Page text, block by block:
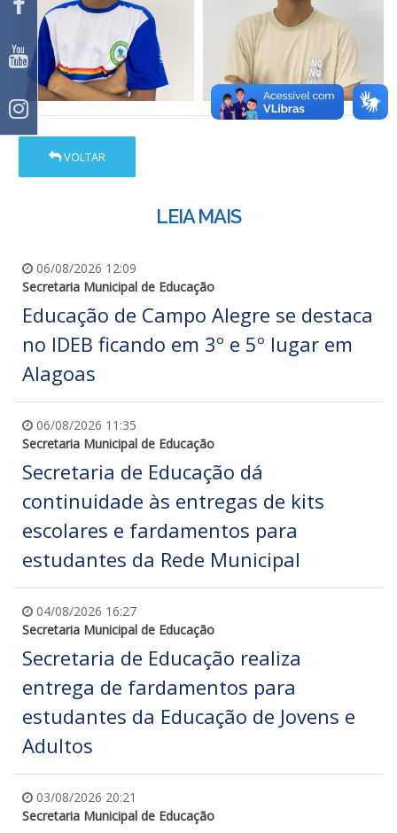
VOLTAR
LEIA MAIS
06/08/2026 12:09
Secretaria Municipal de Educação
Educação de Campo Alegre se destaca
no IDEB ficando em 3º e 5º lugar em
Alagoas
06/08/2026 11:35
Secretaria Municipal de Educação
Secretaria de Educação dá
continuidade às entregas de kits
escolares e fardamentos para
estudantes da Rede Municipal
04/08/2026 16:27
Secretaria Municipal de Educação
Secretaria de Educação realiza
entrega de fardamentos para
estudantes da Educação de Jovens e
Adultos
03/08/2026 20:21
Secretaria Municipal de Educação